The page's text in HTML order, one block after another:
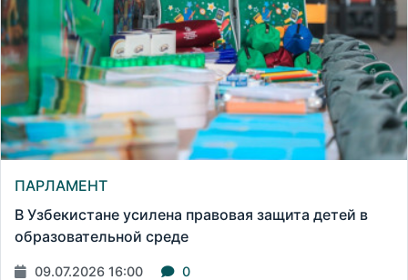
ПАРЛАМЕНТ
В Узбекистане усилена правовая защита детей в
образовательной среде
09.07.2026 16:00 0